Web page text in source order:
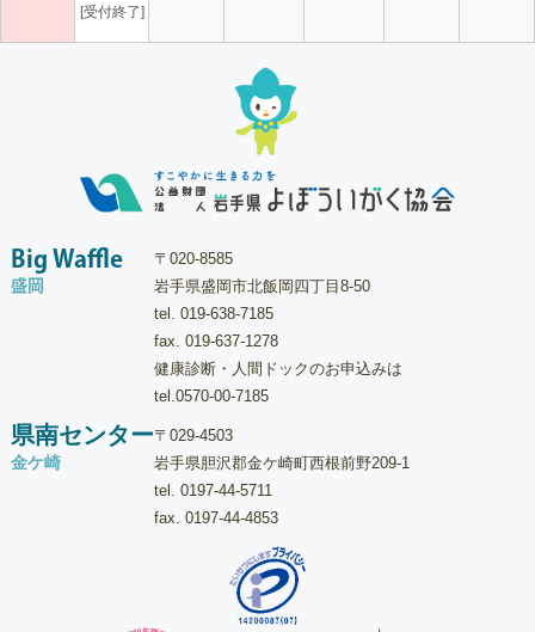
[受付終了]
Big Waffle
盛岡
〒020-8585
岩手県盛岡市北飯岡四丁目8-50
tel. 019-638-7185
fax. 019-637-1278
健康診断・人間ドックのお申込みは
tel. 0570-00-7185
県南センター
金ケ崎
〒029-4503
岩手県胆沢郡金ケ崎町西根前野209-1
tel. 0197-44-5711
fax. 0197-44-4853